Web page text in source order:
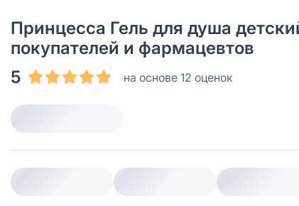
Принцесса Гель для душа
покупателей и фармацевтов
5
на основе 12 оценок